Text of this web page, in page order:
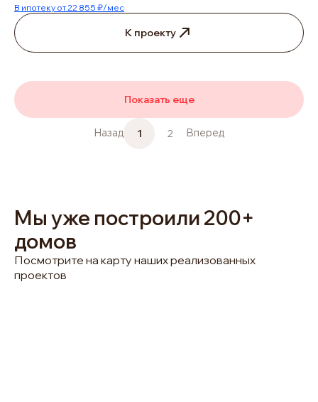
В ипотеку от 22 855 ₽/мес
К проекту
Показать еще
Назад 1 2 Вперед
Мы уже построили 200+
домов
Посмотрите на карту наших реализованных
проектов